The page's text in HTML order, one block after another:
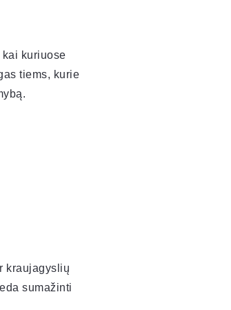
kuriuose
tiems, kurie
kraujagyslių
sumažinti